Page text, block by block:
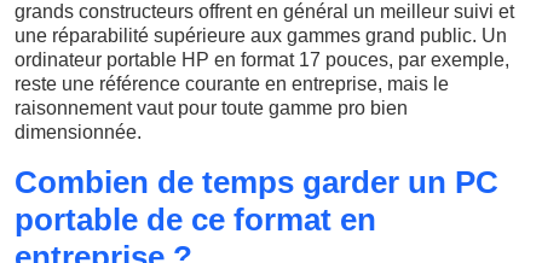
grands constructeurs offrent en général un meilleur suivi et
une réparabilité supérieure aux gammes grand public. Un
ordinateur portable HP en format 17 pouces, par exemple,
reste une référence courante en entreprise, mais le
raisonnement vaut pour toute gamme pro bien
dimensionnée.
Combien de temps garder un PC
portable de ce format en